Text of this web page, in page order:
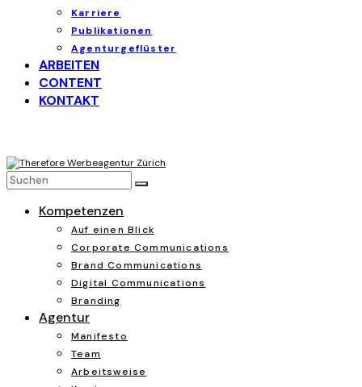
Karriere
Publikationen
Agenturgeflüster
ARBEITEN
CONTENT
KONTAKT
Kompetenzen
Auf einen Blick
Corporate Communications
Brand Communications
Digital Communications
Branding
Agentur
Manifesto
Team
Arbeitsweise